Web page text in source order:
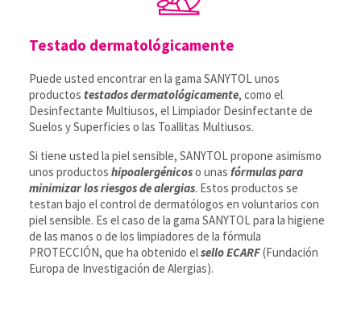
Testado dermatológicamente
Puede usted encontrar en la gama SANYTOL unos
productos testados dermatológicamente, como el
Desinfectante Multiusos, el Limpiador Desinfectante de
Suelos y Superficies o las Toallitas Multiusos.
Si tiene usted la piel sensible, SANYTOL propone asimismo
unos productos hipoalergénicoso unas fórmulas para
minimizar los riesgos de alergias. Estos productos se
testan bajo el control de dermatólogos en voluntarios con
piel sensible. Es el caso de la gama SANYTOL para la higiene
de las manos o de los limpiadores de la fórmula
PROTECCIÓN, que ha obtenido elsello ECARF(Fundación
Europa de Investigación de Alergias).